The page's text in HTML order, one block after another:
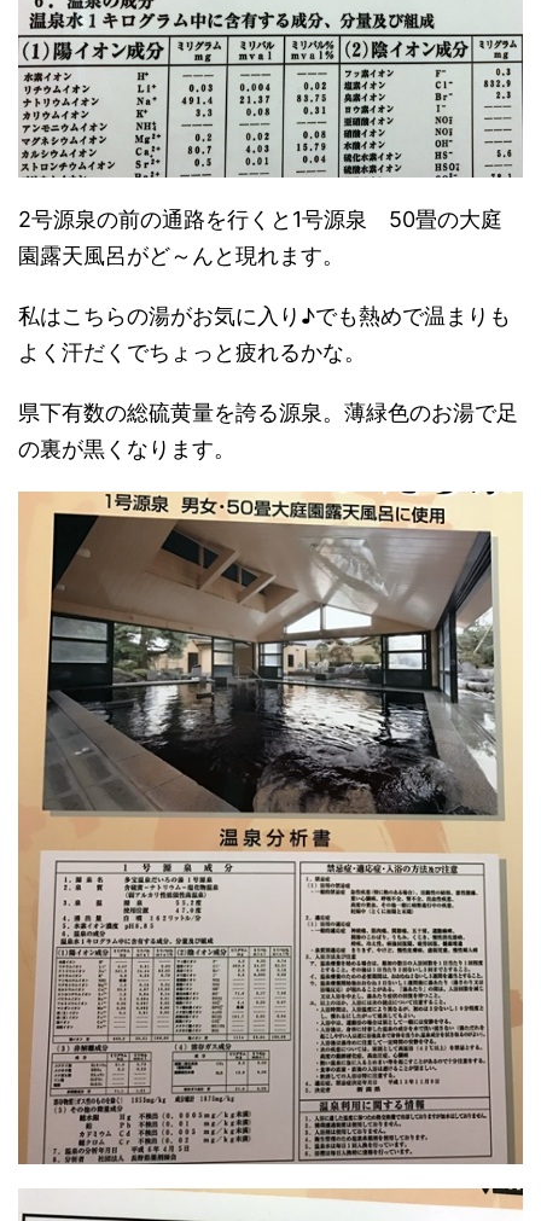
2号源泉の前の通路を行くと1号源泉 50畳の大庭
園露天風呂がど～んと現れます。
私はこちらの湯がお気に入り♪でも熱めで温まりも
よく汗だくでちょっと疲れるかな。
県下有数の総硫黄量を誇る源泉。薄緑色のお湯で足
の裏が黒くなります。